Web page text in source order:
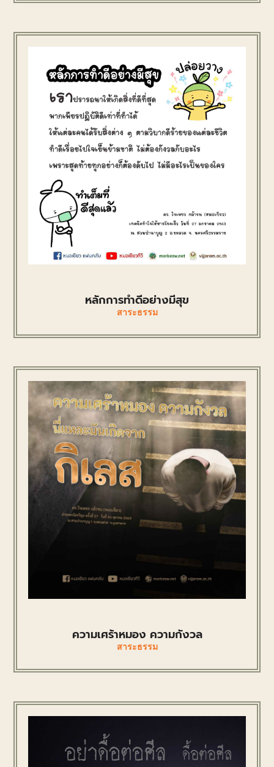
หลักการทำดีอย่างมีสุข
สาระธรรม
ความเศร้าหมอง ความกังวล
สาระธรรม